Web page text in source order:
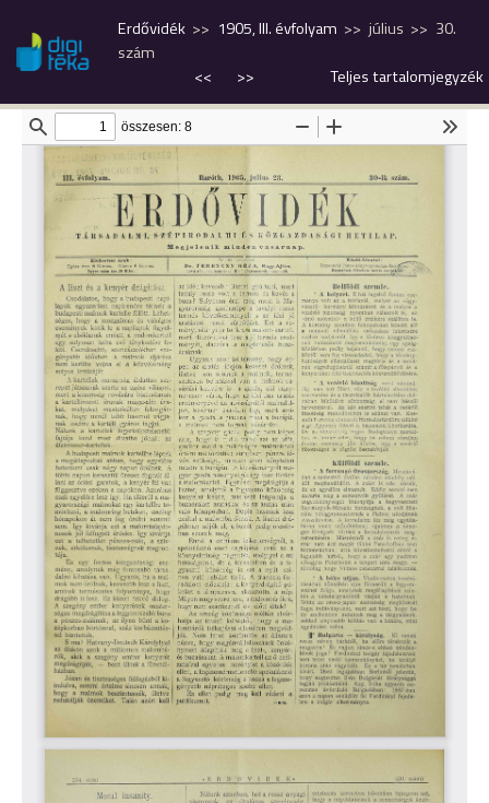
Erdővidék 1905, III. évfolyam július
30.
szám
<<
>> Teljes tartalomjegyzék